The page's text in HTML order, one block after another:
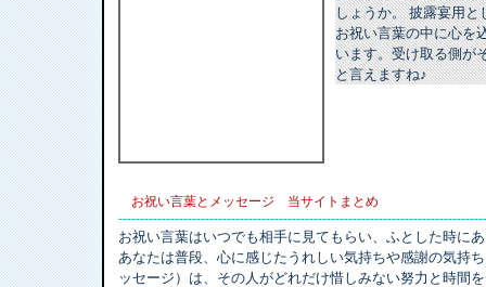
しょうか。 披露宴用と
お祝い言葉の中に心を
います。受け取る側が
と言えますね♪
お祝い言葉とメッセージ 当サイトまとめ
お祝い言葉はいつでも相手に見てもらい、ふとした時に
あなたは普段、心に感じたうれしい気持ちや感謝の気持
ッセージ）は、その人がどれだけ惜しみない努力と時間